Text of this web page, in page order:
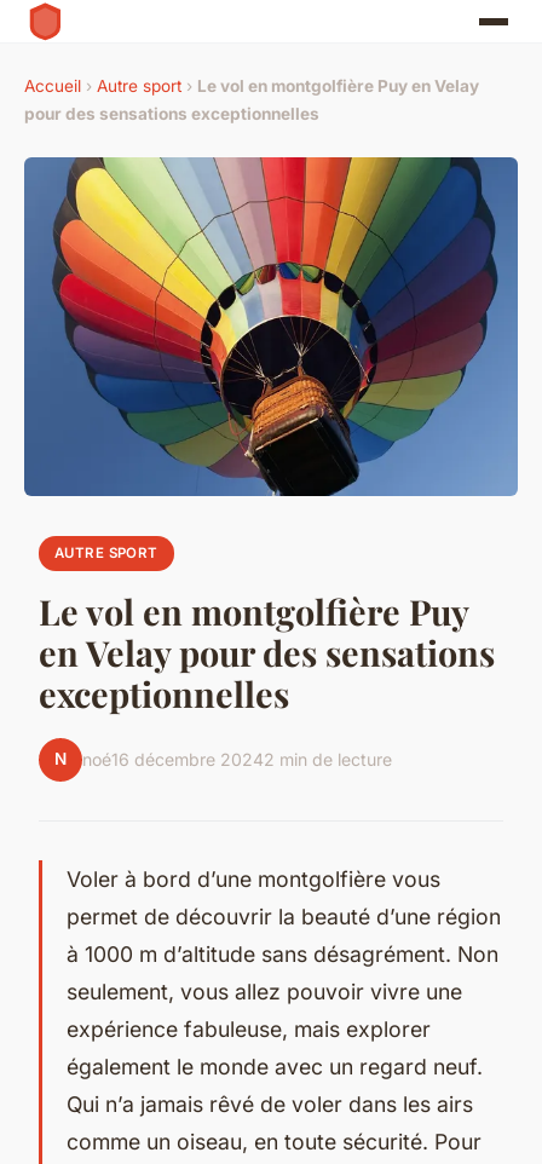
Accueil › Autre sport › Le vol en montgolfière Puy en Velay
pour des sensations exceptionnelles
AUTRE SPORT
Le vol en montgolfière Puy
en Velay pour des sensations
exceptionnelles
N noé16 décembre 20242 min de lecture
Voler à bord d’une montgolfière vous
permet de découvrir la beauté d’une région
à 1000 m d’altitude sans désagrément. Non
seulement, vous allez pouvoir vivre une
expérience fabuleuse, mais explorer
également le monde avec un regard neuf.
Qui n’a jamais rêvé de voler dans les airs
comme un oiseau, en toute sécurité. Pour